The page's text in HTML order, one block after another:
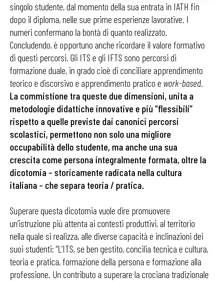
singolo studente, dal momento della sua entrata in IATH fin
dopo il diploma, nelle sue prime esperienze lavorative. I
numeri confermano la bontà di quanto realizzato.
Concludendo, è opportuno anche ricordare il valore formativo
di questi percorsi. Gli ITS e gli IFTS sono percorsi di
formazione duale, in grado cioè di conciliare apprendimento
teorico e discorsivo e apprendimento pratico e work-based.
La commistione tra queste due dimensioni, unita a
metodologie didattiche innovative e più “flessibili”
rispetto a quelle previste dai canonici percorsi
scolastici, permettono non solo una migliore
occupabilità dello studente, ma anche una sua
crescita come persona integralmente formata, oltre la
dicotomia – storicamente radicata nella cultura
italiana – che separa teoria / pratica.
Superare questa dicotomia vuole dire promuovere
un’istruzione più attenta ai contesti produttivi, al territorio
nella quale si realizza, alle diverse capacità e inclinazioni dei
suoi studenti: “L’ITS, se ben gestito, concilia tecnica e cultura,
teoria e pratica, formazione della persona e formazione alla
professione. Un contributo a superare la crociana tradizionale